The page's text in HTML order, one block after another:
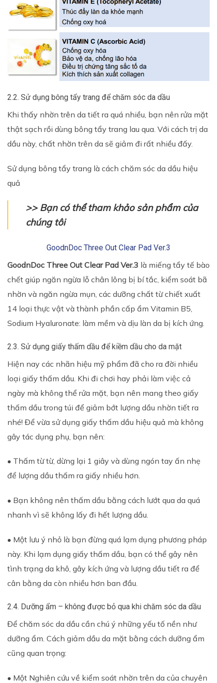
2.2. Sử dụng bông tẩy trang để chăm sóc da dầu
Khi thấy nhờn trên da tiết ra quá nhiều, bạn nên rửa mặt
thật sạch rồi dùng bông tẩy trang lau qua. Với cách trị da
dầu này, chất nhờn trên da sẽ giảm đi rất nhiều đấy.
Sử dụng bông tẩy trang là cách chăm sóc da dầu hiệu
quả
>> Bạn có thể tham khảo sản phẩm của
chúng tôi
GoodnDoc Three Out Clear Pad Ver.3
GoodnDoc Three Out Clear Pad Ver.3 là miếng tẩy tế bào
chết giúp ngăn ngừa lỗ chân lông bị bí tắc, kiểm soát bã
nhờn và ngăn ngừa mụn, các dưỡng chất từ chiết xuất
14 loại thực vật và thành phần cấp ẩm Vitamin B5,
Sodium Hyaluronate: làm mềm và dịu làn da bị kích ứng.
2.3. Sử dụng giấy thấm dầu để kiềm dầu cho da mặt
Hiện nay các nhãn hiệu mỹ phẩm đã cho ra đời nhiều
loại giấy thấm dầu. Khi đi chơi hay phải làm việc cả
ngày mà không thể rửa mặt, bạn nên mang theo giấy
thấm dầu trong túi để giảm bớt lượng dầu nhờn tiết ra
nhé! Để vừa sử dụng giấy thấm dầu hiệu quả mà không
gây tác dụng phụ, bạn nên:
• Thấm từ từ, dừng lại 1 giây và dùng ngón tay ấn nhẹ
để lượng dầu thấm ra giấy nhiều hơn.
• Bạn không nên thấm dầu bằng cách lướt qua da quá
nhanh vì sẽ không lấy đi hết lượng dầu.
• Một lưu ý nhỏ là bạn đừng quá lạm dụng phương pháp
này. Khi lạm dụng giấy thấm dầu, bạn có thể gây nên
tình trạng da khô, gây kích ứng và lượng dầu tiết ra để
cân bằng da còn nhiều hơn ban đầu.
2.4. Dưỡng ẩm – không được bỏ qua khi chăm sóc da dầu
Để chăm sóc da dầu cần chú ý những yếu tố nền như
dưỡng ẩm. Cách giảm dầu da mặt bằng cách dưỡng ẩm
cũng quan trọng:
• Một Nghiên cứu về kiểm soát nhờn trên da của chuyên